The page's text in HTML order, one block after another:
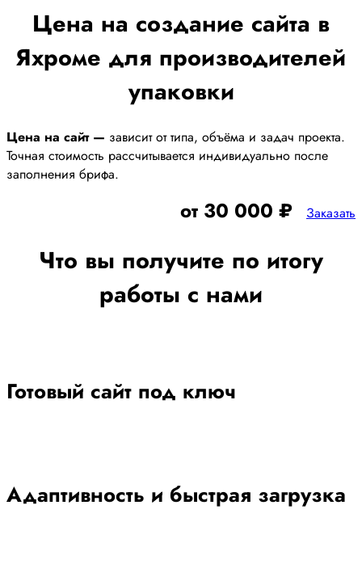
Цена на создание сайта в
Яхроме для производителей
упаковки
Цена на сайт — зависит от типа, объёма и задач проекта.
Точная стоимость рассчитывается индивидуально после
заполнения брифа.
от 30 000 ₽ Заказать
Что вы получите по итогу
работы с нами
Готовый сайт под ключ
Адаптивность и быстрая загрузка